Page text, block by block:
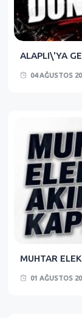
ALAPLI\'YA
04 AĞUSTOS
MUHTAR
01 AĞUSTOS